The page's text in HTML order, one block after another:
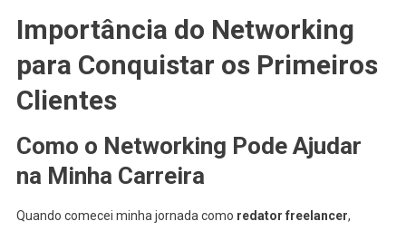
Importância do Networking
para Conquistar os Primeiros
Clientes
Como o Networking Pode Ajudar
na Minha Carreira
Quando comecei minha jornada como redator freelancer,